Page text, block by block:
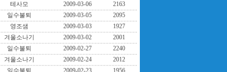
테사모 2009-03-06
2163
일수불퇴 2009-03-05
2095
영조샘 2009-03-03
1927
겨울소나기 2009-03-02
2001
일수불퇴 2009-02-27
2240
겨울소나기 2009-02-24
2012
일수불퇴 2009-02-23 1956